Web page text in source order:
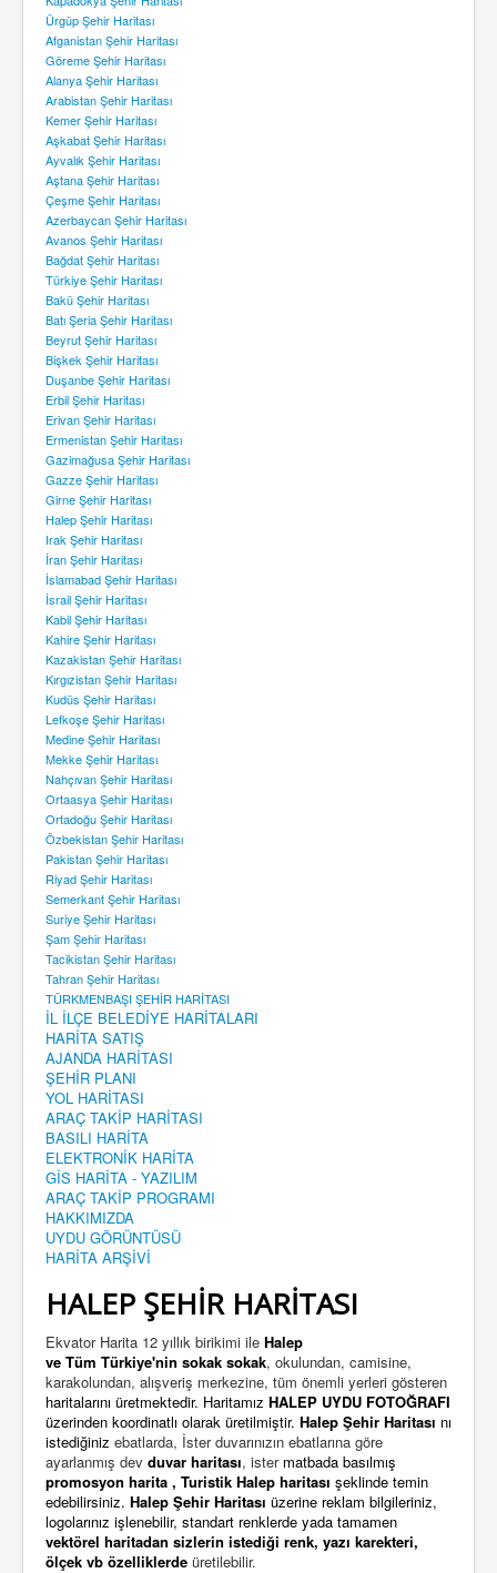
Ürgüp Şehir Haritası
Afganistan Şehir Haritası
Göreme Şehir Haritası
Alanya Şehir Haritası
Arabistan Şehir Haritası
Kemer Şehir Haritası
Aşkabat Şehir Haritası
Ayvalık Şehir Haritası
Aştana Şehir Haritası
Çeşme Şehir Haritası
Azerbaycan Şehir Haritası
Avanos Şehir Haritası
Bağdat Şehir Haritası
Türkiye Şehir Haritası
Bakü Şehir Haritası
Batı Şeria Şehir Haritası
Beyrut Şehir Haritası
Bişkek Şehir Haritası
Duşanbe Şehir Haritası
Erbil Şehir Haritası
Erivan Şehir Haritası
Ermenistan Şehir Haritası
Gazimağusa Şehir Haritası
Gazze Şehir Haritası
Girne Şehir Haritası
Halep Şehir Haritası
Irak Şehir Haritası
İran Şehir Haritası
İslamabad Şehir Haritası
İsrail Şehir Haritası
Kabil Şehir Haritası
Kahire Şehir Haritası
Kazakistan Şehir Haritası
Kırgızistan Şehir Haritası
Kudüs Şehir Haritası
Lefkoşe Şehir Haritası
Medine Şehir Haritası
Mekke Şehir Haritası
Nahçıvan Şehir Haritası
Ortaasya Şehir Haritası
Ortadoğu Şehir Haritası
Özbekistan Şehir Haritası
Pakistan Şehir Haritası
Riyad Şehir Haritası
Semerkant Şehir Haritası
Suriye Şehir Haritası
Şam Şehir Haritası
Tacikistan Şehir Haritası
Tahran Şehir Haritası
TÜRKMENBAŞI ŞEHİR HARİTASI
İL İLÇE BELEDİYE HARİTALARI
HARİTA SATIŞ
AJANDA HARİTASI
ŞEHİR PLANI
YOL HARİTASI
ARAÇ TAKİP HARİTASI
BASILI HARİTA
ELEKTRONİK HARİTA
GİS HARİTA - YAZILIM
ARAÇ TAKİP PROGRAMI
HAKKIMIZDA
UYDU GÖRÜNTÜSÜ
HARİTA ARŞİVİ
HALEP ŞEHİR HARİTASI
Ekvator Harita 12 yıllık birikimi ile Halep
ve Tüm Türkiye'nin sokak sokak, okulundan, camisine,
karakolundan, alışveriş merkezine, tüm önemli yerleri gösteren
haritalarını üretmektedir. Haritamız HALEP UYDU FOTOĞRAFI
üzerinden koordinatlı olarak üretilmiştir. Halep Şehir Haritası nı
istediğiniz ebatlarda, İster duvarınızın ebatlarına göre
ayarlanmış dev duvar haritası, ister matbada basılmış
promosyon harita , Turistik Halep haritası şeklinde temin
edebilirsiniz. Halep Şehir Haritası üzerine reklam bilgileriniz,
logolarınız işlenebilir, standart renklerde yada tamamen
vektörel haritadan sizlerin istediği renk, yazı karekteri,
ölçek vb özelliklerde üretilebilir.